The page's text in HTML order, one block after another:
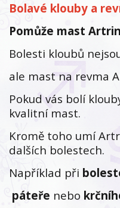
Bolavé klouby a
Pomůže mast
Bolesti kloubů
ale mast na revma
Pokud vás bolí
kvalitní mast.
Kromě toho umí
dalších bolestech.
Například při
páteře nebo